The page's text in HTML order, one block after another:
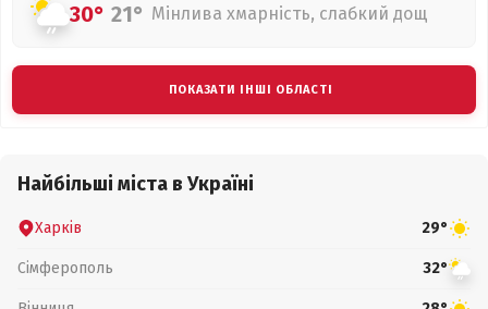
30° 21° Мінлива хмарність, слабкий дощ
ПОКАЗАТИ ІНШІ ОБЛАСТІ
Найбільші міста в Україні
Харків 29°
Сімферополь 32°